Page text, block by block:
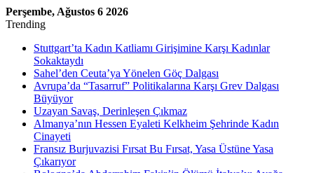
Perşembe, Ağustos 6 2026
Trending
Stuttgart’ta Kadın Katliamı Girişimine Karşı Kadınlar
Sokaktaydı
Sahel’den Ceuta’ya Yönelen Göç Dalgası
Avrupa’da “Tasarruf” Politikalarına Karşı Grev Dalgası
Büyüyor
Uzayan Savaş, Derinleşen Çıkmaz
Almanya’nın Hessen Eyaleti Kelkheim Şehrinde Kadın
Cinayeti
Fransız Burjuvazisi Fırsat Bu Fırsat, Yasa Üstüne Yasa
Çıkarıyor